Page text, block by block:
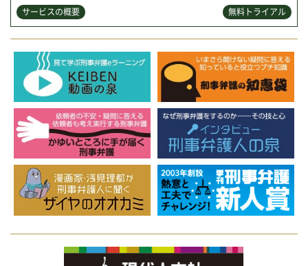
サービスの概要 無料トライアル